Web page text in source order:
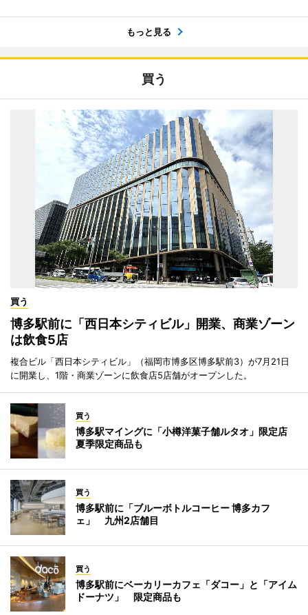
もっと見る
買う
買う
博多駅前に「西日本シティビル」開業、商業ゾーン
は飲食5店
複合ビル「西日本シティビル」（福岡市博多区博多駅前3）が7月21日
に開業し、1階・商業ゾーンに飲食店5店舗がオープンした。
買う
博多駅マイングに「小樽洋菓子舗ルタオ」限定店
夏季限定商品も
買う
博多駅前に「ブルーボトルコーヒー 博多カフ
ェ」 九州2店舗目
買う
博多駅前にベーカリーカフェ「ダコー」と「アイム
ドーナツ」 限定商品も